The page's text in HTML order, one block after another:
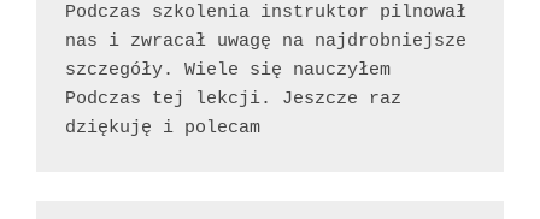
Podczas szkolenia instruktor pilnował
nas i zwracał uwagę na najdrobniejsze
szczegóły. Wiele się nauczyłem
Podczas tej lekcji. Jeszcze raz
dziękuję i polecam